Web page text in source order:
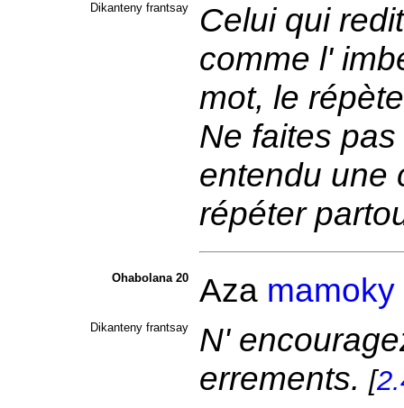
Dikanteny frantsay
Celui qui
comme l'
mot, le
Ne faites
entendu une
répéter
Ohabolana 20 Aza mamoky
Dikanteny frantsay
N'
errements. [